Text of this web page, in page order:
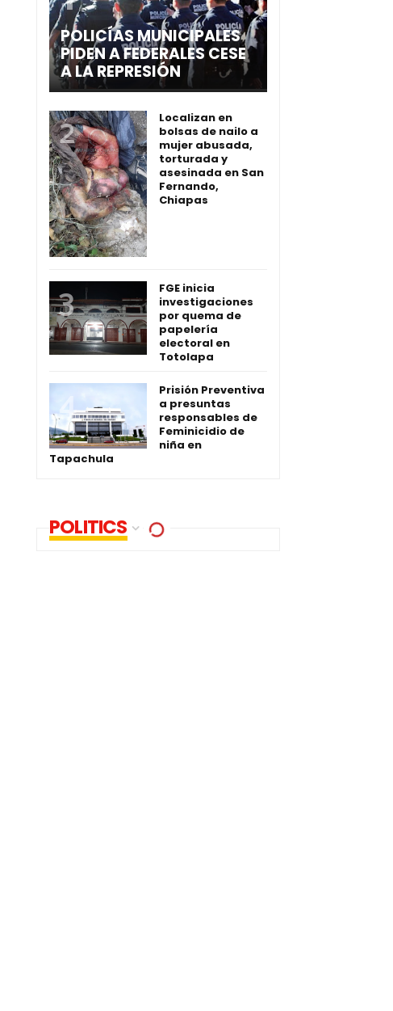
POLICÍAS MUNICIPALES
PIDEN A FEDERALES CESE
A LA REPRESIÓN
Localizan en
bolsas de nailo a
mujer abusada,
torturada y
asesinada en San
Fernando,
Chiapas
FGE inicia
investigaciones
por quema de
papelería
electoral en
Totolapa
Prisión Preventiva
a presuntas
responsables de
Feminicidio de
niña en
Tapachula
POLITICS